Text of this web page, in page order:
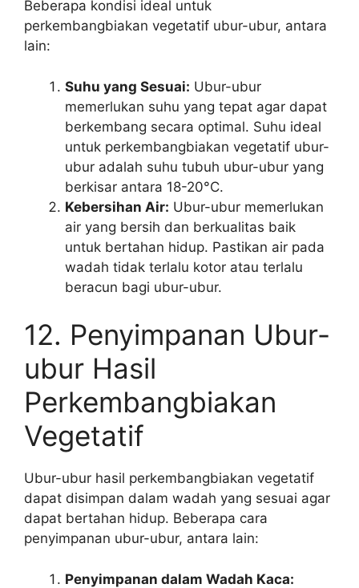
Beberapa kondisi ideal untuk
perkembangbiakan vegetatif ubur-ubur, antara
lain:
Suhu yang Sesuai: Ubur-ubur
memerlukan suhu yang tepat agar dapat
berkembang secara optimal. Suhu ideal
untuk perkembangbiakan vegetatif ubur-
ubur adalah suhu tubuh ubur-ubur yang
berkisar antara 18-20°C.
Kebersihan Air: Ubur-ubur memerlukan
air yang bersih dan berkualitas baik
untuk bertahan hidup. Pastikan air pada
wadah tidak terlalu kotor atau terlalu
beracun bagi ubur-ubur.
12. Penyimpanan Ubur-
ubur Hasil
Perkembangbiakan
Vegetatif
Ubur-ubur hasil perkembangbiakan vegetatif
dapat disimpan dalam wadah yang sesuai agar
dapat bertahan hidup. Beberapa cara
penyimpanan ubur-ubur, antara lain:
Penyimpanan dalam Wadah Kaca: